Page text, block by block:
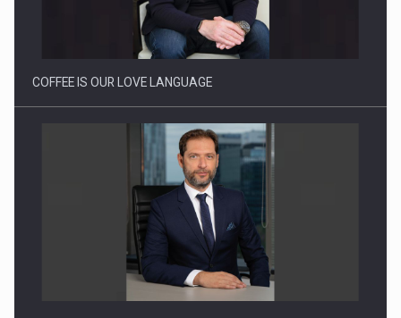
Proteinmaxxing and the Future of Protein Demand
COFFEE IS OUR LOVE LANGUAGE